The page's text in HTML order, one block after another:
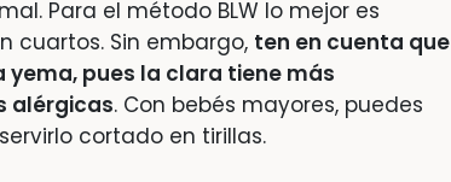
Para el método BLW lo mejor es
cuartos. Sin embargo, ten en cuenta que
yema, pues la clara tiene más
alérgicas. Con bebés mayores, puedes
cortado en tirillas.